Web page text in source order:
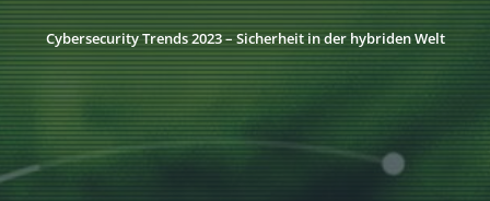
Cybersecurity Trends 2023 – Sicherheit in der hybriden Welt